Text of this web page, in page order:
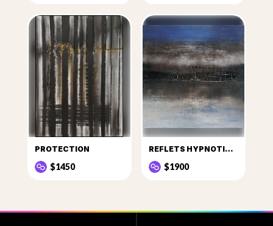
PROTECTION
$1450
REFLETS HYPNOTIQUES 1
$1900